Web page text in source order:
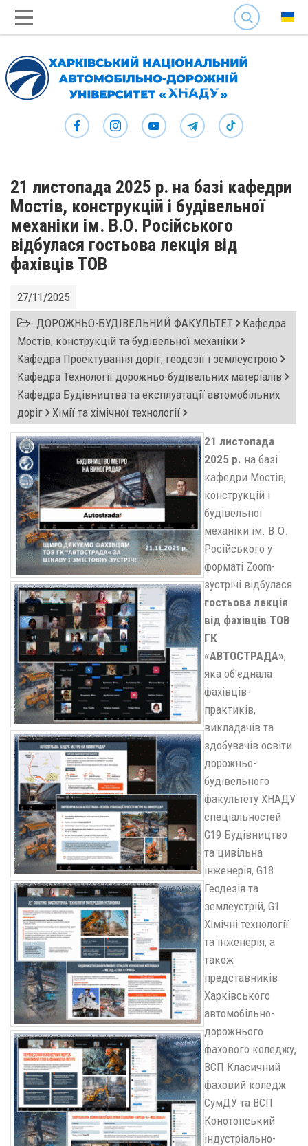
SEARCH
21 листопада 2025 р. на базі кафедри
Мостів, конструкцій і будівельної
механіки ім. В.О. Російського
відбулася гостьова лекція від
фахівців ТОВ
27/11/2025
ДОРОЖНЬО-БУДІВЕЛЬНИЙ ФАКУЛЬТЕТ Кафедра
Мостів, конструкцій та будівельної механіки
Кафедра Проектування доріг, геодезії і землеустрою
Кафедра Технології дорожньо-будівельних матеріалів
Кафедра Будівництва та експлуатації автомобільних
доріг Хімії та хімічної технології
21 листопада
2025 р. на базі
кафедри Мостів,
конструкцій і
будівельної
механіки ім. В.О.
Російського у
форматі Zoom-
зустрічі відбулася
гостьова лекція
від фахівців ТОВ
ГК
«АВТОСТРАДА»,
яка об'єднала
фахівців-
практиків,
викладачів та
здобувачів освіти
дорожньо-
будівельного
факультету ХНАДУ
спеціальностей
G19 Будівництво
та цивільна
інженерія, G18
Геодезія та
землеустрій, G1
Хімічні технології
та інженерія, а
також
представників
Харківського
автомобільно-
дорожнього
фахового коледжу,
ВСП Класичний
фаховий коледж
СумДУ та ВСП
Конотопський
індустріально-